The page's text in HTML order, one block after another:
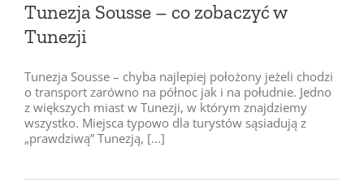
Tunezja Sousse – co zobaczyć w
Tunezji
Tunezja Sousse – chyba najlepiej położony jeżeli chodzi
o transport zarówno na północ jak i na południe. Jedno
z większych miast w Tunezji, w którym znajdziemy
wszystko. Miejsca typowo dla turystów sąsiadują z
„prawdziwą” Tunezją, [...]